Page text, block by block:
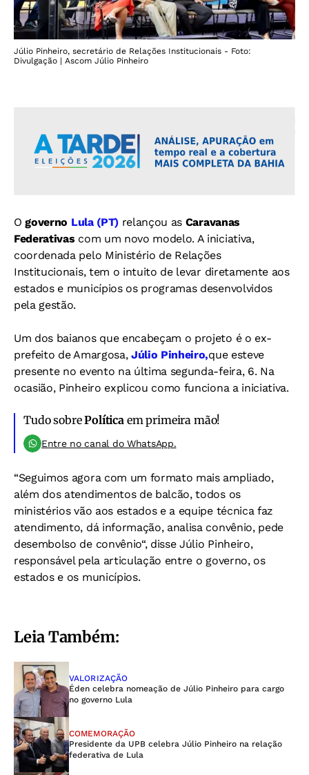
Júlio Pinheiro, secretário de Relações Institucionais - Foto:
Divulgação | Ascom Júlio Pinheiro
Ogoverno Lula (PT)relançou as Caravanas
Federativas com um novo modelo. A iniciativa,
coordenada pelo Ministério de Relações
Institucionais, tem o intuito de levar diretamente aos
estados e municípios os programas desenvolvidos
pela gestão.
Um dos baianos que encabeçam o projeto é o ex-
prefeito de Amargosa, Júlio Pinheiro,que esteve
presente no evento na última segunda-feira, 6. Na
ocasião, Pinheiro explicou como funciona a iniciativa.
Tudo sobrePolíticaem primeira mão!
Entre no canal do WhatsApp.
“Seguimos agora com um formato mais ampliado,
além dos atendimentos de balcão, todos os
ministérios vão aos estados e a equipe técnica faz
atendimento, dá informação, analisa convênio, pede
desembolso de convênio“, disse Júlio Pinheiro,
responsável pela articulação entre o governo, os
estados e os municípios.
Leia Também:
VALORIZAÇÃO
Éden celebra nomeação de Júlio Pinheiro para cargo
no governo Lula
COMEMORAÇÃO
Presidente da UPB celebra Júlio Pinheiro na relação
federativa de Lula